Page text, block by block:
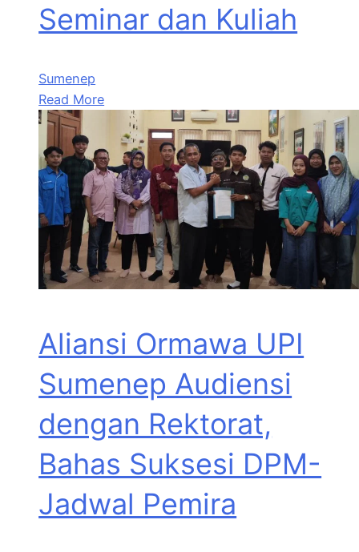
Seminar dan Kuliah
Sumenep
Read More
Aliansi Ormawa UPI
Sumenep Audiensi
dengan Rektorat,
Bahas Suksesi DPM-
Jadwal Pemira